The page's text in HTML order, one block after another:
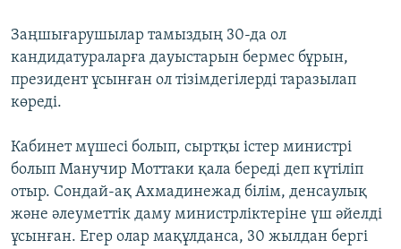
Басқа тілдерде
Заңшығарушылар тамыздың 30-да ол
кандидатураларға дауыстарын бермес бұрын,
президент ұсынған ол тізімдегілерді таразылап
көреді.
Кабинет мүшесі болып, сыртқы істер министрі
болып Манучир Моттаки қала береді деп күтіліп
отыр. Сондай-ақ Ахмадинежад білім, денсаулық
және әлеуметтік даму министрліктеріне үш әйелді
ұсынған. Егер олар мақұлданса, 30 жылдан бергі